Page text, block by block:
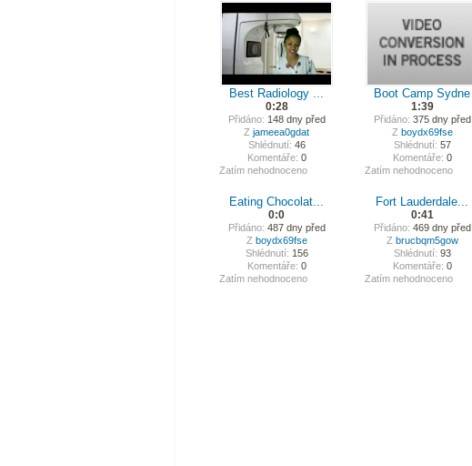
Best Radiology ...
0:28
Přidáno: 148 dny před
Z jameea0gdat
Shlédnutí: 46
Komentáře: 0
Zatím nehodnoceno
Boot Camp Sydne
1:39
Přidáno: 375 dny před
Z boydx69fse
Shlédnutí: 57
Komentáře: 0
Zatím nehodnoceno
Eating Chocolat...
0:0
Přidáno: 487 dny před
Z boydx69fse
Shlédnutí: 156
Komentáře: 0
Zatím nehodnoceno
Fort Lauderdale...
0:41
Přidáno: 469 dny před
Z brucbqm5gow
Shlédnutí: 93
Komentáře: 0
Zatím nehodnoceno